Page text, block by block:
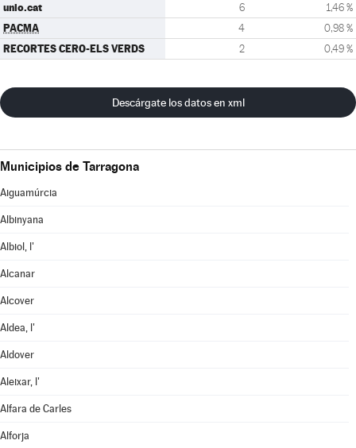
unio.cat 6 1,46 %
PACMA 4 0,98 %
RECORTES CERO-ELS VERDS 2 0,49 %
Descárgate los datos en xml
Municipios de Tarragona
Aiguamúrcia
Albinyana
Albiol, l'
Alcanar
Alcover
Aldea, l'
Aldover
Aleixar, l'
Alfara de Carles
Alforja